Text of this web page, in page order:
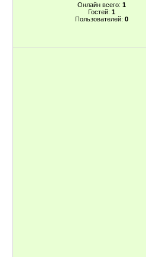
Онлайн всего: 1
Гостей: 1
Пользователей: 0